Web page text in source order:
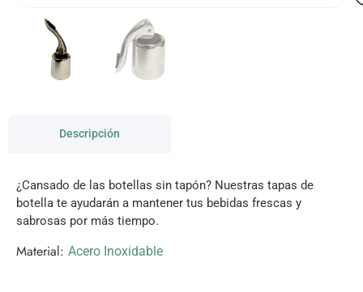
Descripción
¿Cansado de las botellas sin tapón? Nuestras tapas de
botella te ayudarán a mantener tus bebidas frescas y
sabrosas por más tiempo.
Material: Acero Inoxidable